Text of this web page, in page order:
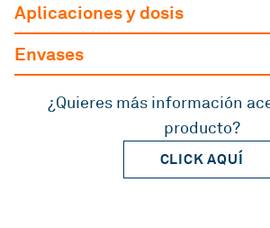
Aplicaciones y dosis
Envases
¿Quieres más información
producto?
CLICK AQUÍ